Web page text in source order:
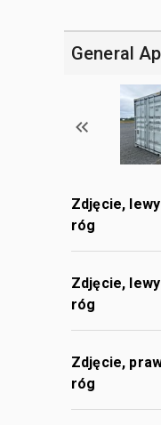
General
Zdjęcie,
róg
Zdjęcie,
róg
Zdjęcie,
róg